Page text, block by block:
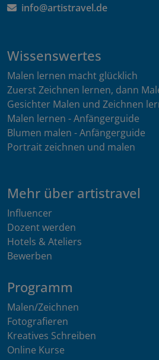
info@artistravel.de
Wissenswertes
Malen lernen macht glücklich
Zuerst Zeichnen lernen, dann
Gesichter Malen und Zeichnen
Malen lernen - Anfängerguide
Blumen malen - Anfängerguide
Portrait zeichnen und malen
Mehr über artistravel
Influencer
Dozent werden
Hotels & Ateliers
Bewerben
Programm
Malen/Zeichnen
Fotografieren
Kreatives Schreiben
Online Kurse